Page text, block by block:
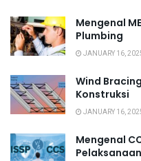
Mengenal
Plumbing
JANUARY 16,
Wind
Konstruksi
JANUARY 16,
Mengenal